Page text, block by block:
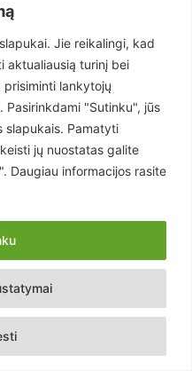
Jie reikalingi, kad
aktualiausią turinį bei
lankytojų
Pasirinkdami "Sutinku", jūs
slapukais. Pamatyti
jų nuostatas galite
Daugiau informacijos rasite
1497
619
Visos teisės saugomos.
Naudojimosi Taisyklės